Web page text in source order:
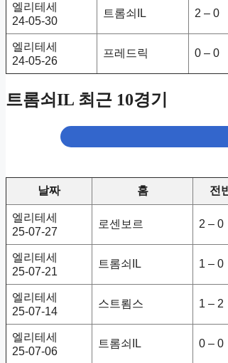
엘리테세
24-05-30
트롬쇠IL 2 – 0
엘리테세
24-05-26
프레드릭 0 – 0
트롬쇠IL 최근 10경기
날짜 홈 전
엘리테세
25-07-27
로센보르 2 – 0
엘리테세
25-07-21
트롬쇠IL 1 – 0
엘리테세
25-07-14
스트룀스 1 – 2
엘리테세
25-07-06
트롬쇠IL 0 – 0